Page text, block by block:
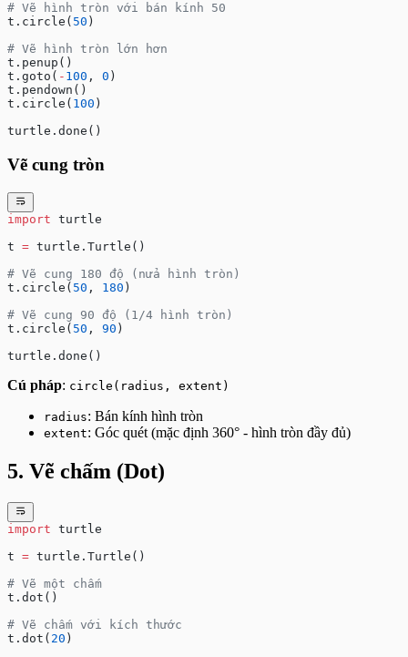
# Vẽ hình tròn với bán kính 50
t.circle( 50 )
# Vẽ hình tròn lớn hơn
t.penup()
t.goto( - 100 , 0 )
t.pendown()
t.circle( 100 )
turtle.done()
Vẽ cung tròn
import turtle
t = turtle.Turtle()
# Vẽ cung 180 độ (nửa hình tròn)
t.circle( 50 , 180 )
# Vẽ cung 90 độ (1/4 hình tròn)
t.circle( 50 , 90 )
turtle.done()
Cú pháp: circle(radius, extent)
radius: Bán kính hình tròn
extent: Góc quét (mặc định 360° - hình tròn đầy đủ)
5. Vẽ chấm (Dot)
import turtle
t = turtle.Turtle()
# Vẽ một chấm
t.dot()
# Vẽ chấm với kích thước
t.dot( 20 )